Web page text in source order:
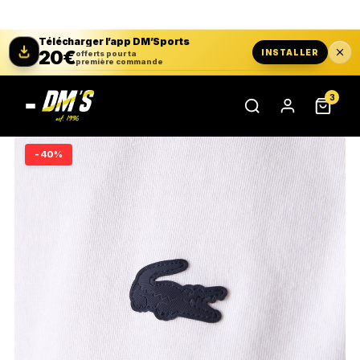
Télécharger l’app DM’Sports
20€offerts pour ta
première commande
INSTALLER
3
-40%